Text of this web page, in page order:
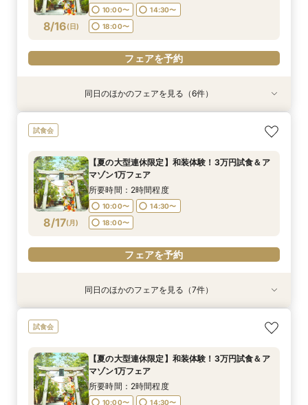
フェアを予約
フェアを予約
フェアを予約
フェアを予約
フェアを予約
フェアを予約
8/16(日)
10:00〜
14:30〜
18:00〜
フェアを予約
8/16(日 )
【神社挙式＋写真のお客様へ：30万円】試食付
10:00〜
14:30〜
18:00〜
フェアを予約
8/16(日 )
【親族婚希望のお客様へ：20名様58万円】試食
10:00〜
14:30〜
18:00〜
フェアを予約
8/16(日 )
【家族婚希望のお客様へ10名様48万円】試食付
10:00〜
14:30〜
18:00〜
フェアを予約
8/16(日 )
【40名様130万円】リニューアル記念：神社婚
10:00〜
14:30〜
18:00〜
フェアを予約
8/16(日 )
【和装でのお写真婚のお客様へ：2万5千円】試
10:00〜
14:30〜
18:00〜
フェアを予約
8/16(日 )
【日曜限定開催】3組先着：amazon1万円×豪華
10:00〜
14:30〜
18:00〜
フェアを予約
同日のほかのフェアを見る（6件）
試食会
8/17(月)
【夏の大型連休限定】和装体験！3万円試食＆ア
マゾン1万フェア
所要時間：2時間程度
10:00〜
14:30〜
18:00〜
フェアを予約
8/17(月 )
【神社挙式＋写真のお客様へ：30万円】試食付
10:00〜
14:30〜
18:00〜
8/17(月 )
【親族婚希望のお客様へ：20名様58万円】試食
10:00〜
14:30〜
18:00〜
8/17(月 )
【家族婚希望のお客様へ10名様48万円】試食付
10:00〜
14:30〜
18:00〜
8/17(月 )
【40名様130万円】リニューアル記念：神社婚
10:00〜
14:30〜
18:00〜
8/17(月 )
【和装でのお写真婚のお客様へ：2万5千円】試
10:00〜
14:30〜
18:00〜
8/17(月 )
【平日限定和装の結婚式案内60分完結！】時短
10:00〜
15:00〜
18:30〜
8/17(月 )
【平日限定フルコース試食付き】3万4千円の豪
10:00〜
15:00〜
18:30〜
同日のほかのフェアを見る（7件）
試食会
【夏の大型連休限定】和装体験！3万円試食＆ア
マゾン1万フェア
所要時間：2時間程度
10:00〜
14:30〜